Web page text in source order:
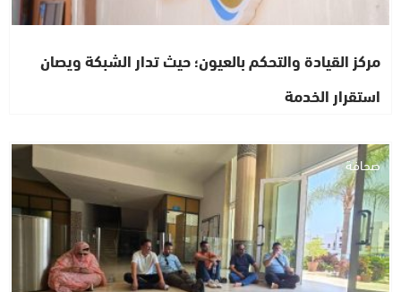
مركز القيادة والتحكم بالعيون؛ حيث تدار الشبكة ويصان
استقرار الخدمة
صحافة